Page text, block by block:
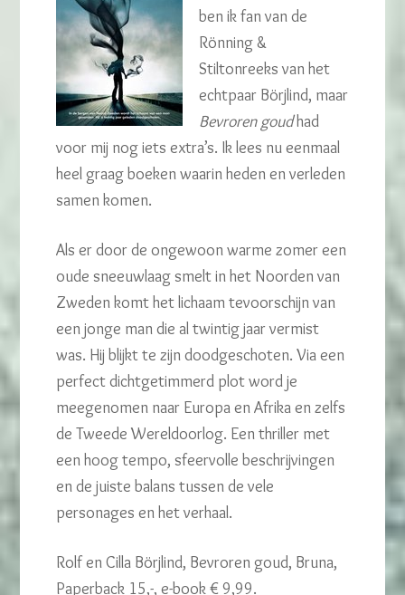
ben ik fan van de
Rönning &
Stiltonreeks van het
echtpaar Börjlind, maar
Bevroren goudhad
voor mij nog iets extra’s. Ik lees nu eenmaal
heel graag boeken waarin heden en verleden
samen komen.
Als er door de ongewoon warme zomer een
oude sneeuwlaag smelt in het Noorden van
Zweden komt het lichaam tevoorschijn van
een jonge man die al twintig jaar vermist
was. Hij blijkt te zijn doodgeschoten. Via een
perfect dichtgetimmerd plot word je
meegenomen naar Europa en Afrika en zelfs
de Tweede Wereldoorlog. Een thriller met
een hoog tempo, sfeervolle beschrijvingen
en de juiste balans tussen de vele
personages en het verhaal.
Rolf en Cilla Börjlind, Bevroren goud, Bruna,
Paperback 15,-, e-book € 9,99.